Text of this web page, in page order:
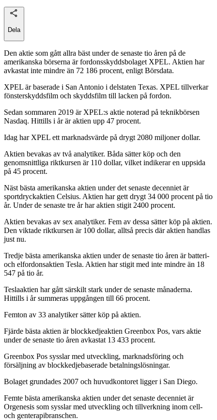
Dela
Den aktie som gått allra bäst under de senaste tio åren på de
amerikanska börserna är fordonsskyddsbolaget XPEL. Aktien har
avkastat inte mindre än 72 186 procent, enligt Börsdata.
XPEL är baserade i San Antonio i delstaten Texas. XPEL tillverkar
fönsterskyddsfilm och skyddsfilm till lacken på fordon.
Sedan sommaren 2019 är XPEL:s aktie noterad på teknikbörsen
Nasdaq. Hittills i år är aktien upp 47 procent.
Idag har XPEL ett marknadsvärde på drygt 2080 miljoner dollar.
Aktien bevakas av två analytiker. Båda sätter köp och den
genomsnittliga riktkursen är 110 dollar, vilket indikerar en uppsida
på 45 procent.
Näst bästa amerikanska aktien under det senaste decenniet är
sportdryckaktien Celsius. Aktien har gett drygt 34 000 procent på tio
år. Under de senaste tre år har aktien stigit 2400 procent.
Aktien bevakas av sex analytiker. Fem av dessa sätter köp på aktien.
Den viktade riktkursen är 100 dollar, alltså precis där aktien handlas
just nu.
Tredje bästa amerikanska aktien under de senaste tio åren är batteri-
och elfordonsaktien Tesla. Aktien har stigit med inte mindre än 18
547 på tio år.
Teslaaktien har gått särskilt stark under de senaste månaderna.
Hittills i år summeras uppgången till 66 procent.
Femton av 33 analytiker sätter köp på aktien.
Fjärde bästa aktien är blockkedjeaktien Greenbox Pos, vars aktie
under de senaste tio åren avkastat 13 433 procent.
Greenbox Pos sysslar med utveckling, marknadsföring och
försäljning av blockkedjebaserade betalningslösningar.
Bolaget grundades 2007 och huvudkontoret ligger i San Diego.
Femte bästa amerikanska aktien under det senaste decenniet är
Orgenesis som sysslar med utveckling och tillverkning inom cell-
och genterapibranschen.